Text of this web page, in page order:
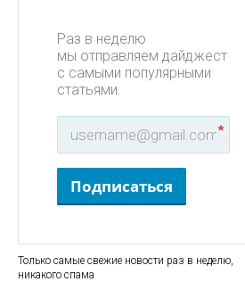
Раз в неделю
мы отправляем дайджест
с самыми популярными
статьями.
*
Подписаться
Только самые свежие новости раз в неделю,
никакого спама